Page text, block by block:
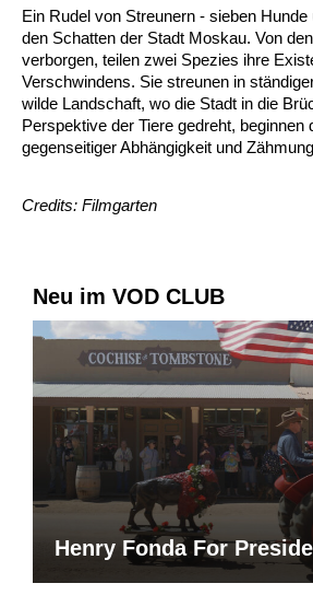
Ein Rudel von Streunern - sieben
den Schatten der Stadt Moskau. Von
verborgen, teilen zwei Spezies ihre
Verschwindens. Sie streunen in
wilde Landschaft, wo die Stadt in die
Perspektive der Tiere gedreht, beginnen
gegenseitiger Abhängigkeit und
Credits: Filmgarten
Neu im VOD CLUB
Henry Fonda For